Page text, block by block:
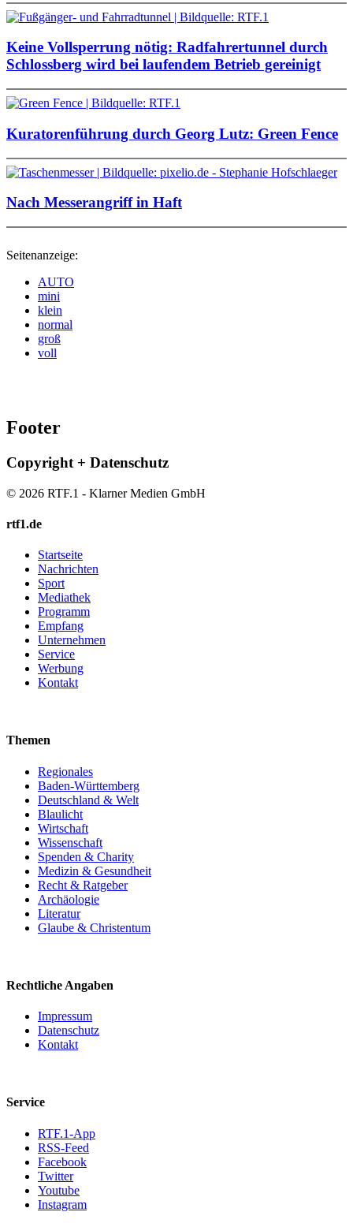
Keine Vollsperrung nötig: Radfahrertunnel durch
Schlossberg wird bei laufendem Betrieb gereinigt
Kuratorenführung durch Georg Lutz: Green Fence
Nach Messerangriff in Haft
Seitenanzeige:
AUTO
mini
klein
normal
groß
voll
Footer
Copyright + Datenschutz
© 2026 RTF.1 - Klarner Medien GmbH
rtf1.de
Startseite
Nachrichten
Sport
Mediathek
Programm
Empfang
Unternehmen
Service
Werbung
Kontakt
Themen
Regionales
Baden-Württemberg
Deutschland & Welt
Blaulicht
Wirtschaft
Wissenschaft
Spenden & Charity
Medizin & Gesundheit
Recht & Ratgeber
Archäologie
Literatur
Glaube & Christentum
Rechtliche Angaben
Impressum
Datenschutz
Kontakt
Service
RTF.1-App
RSS-Feed
Facebook
Twitter
Youtube
Instagram